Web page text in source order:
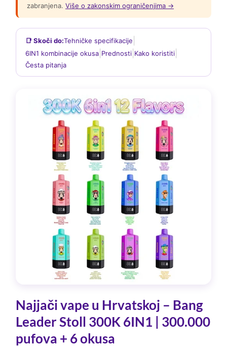
zabranjena. Više o zakonskim ograničenjima →
📑 Skoči do:Tehničke specifikacije
6IN1 kombinacije okusa Prednosti Kako koristiti
Česta pitanja
Najjači vape u Hrvatskoj – Bang
Leader Stoll 300K 6IN1 | 300.000
pufova + 6 okusa